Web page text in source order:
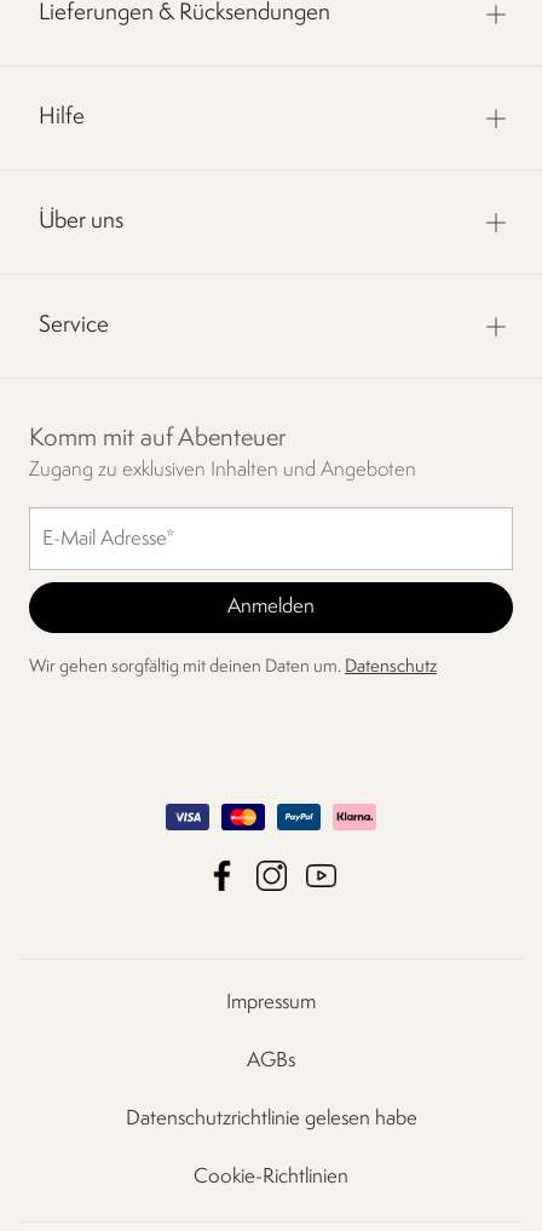
Lieferungen & Rücksendungen
Hilfe
Über uns
Service
Komm mit auf Abenteuer
Zugang zu exklusiven Inhalten und Angeboten
Wir gehen sorgfältig mit deinen Daten um. Datenschutz
Impressum
AGBs
Datenschutzrichtlinie gelesen habe
Cookie-Richtlinien